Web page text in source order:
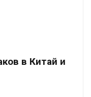
в Китай и